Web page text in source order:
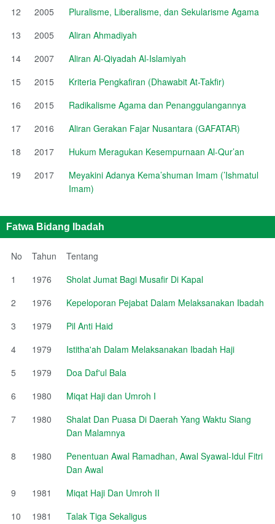
12
2005
Pluralisme, Liberalisme, dan Sekularisme Agama
13
2005
Aliran Ahmadiyah
14
2007
Aliran Al-Qiyadah Al-Islamiyah
15
2015
Kriteria Pengkafiran (Dhawabit At-Takfir)
16
2015
Radikalisme Agama dan Penanggulangannya
17
2016
Aliran Gerakan Fajar Nusantara (GAFATAR)
18
2017
Hukum Meragukan Kesempurnaan Al-Qur’an
19
2017
Meyakini Adanya Kema’shuman Imam (’Ishmatul
Imam)
Fatwa Bidang Ibadah
No Tahun
Tentang
1
1976
Sholat Jumat Bagi Musafir Di Kapal
2
1976
Kepeloporan Pejabat Dalam Melaksanakan Ibadah
3
1979
Pil Anti Haid
4
1979
Istitha'ah Dalam Melaksanakan Ibadah Haji
5
1979
Doa Daf'ul Bala
6
1980
Miqat Haji dan Umroh I
7
1980
Shalat Dan Puasa Di Daerah Yang Waktu Siang
Dan Malamnya
8
1980
Penentuan Awal Ramadhan, Awal Syawal-Idul Fitri
Dan Awal
9
1981
Miqat Haji Dan Umroh II
10
1981
Talak Tiga Sekaligus